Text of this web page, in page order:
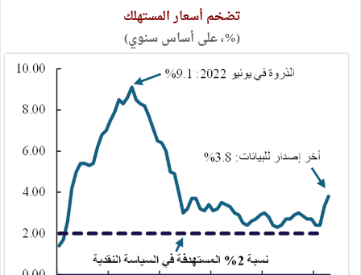
تضخم أسعار المستهلك
(%، على أساس سنوي)